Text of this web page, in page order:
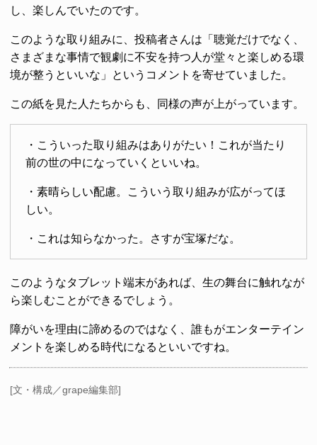
し、楽しんでいたのです。
このような取り組みに、投稿者さんは「聴覚だけでなく、
さまざまな事情で観劇に不安を持つ人が堂々と楽しめる環
境が整うといいな」というコメントを寄せていました。
この紙を見た人たちからも、同様の声が上がっています。
・こういった取り組みはありがたい！これが当たり
前の世の中になっていくといいね。
・素晴らしい配慮。こういう取り組みが広がってほ
しい。
・これは知らなかった。さすが宝塚だな。
このようなタブレット端末があれば、生の舞台に触れなが
ら楽しむことができるでしょう。
障がいを理由に諦めるのではなく、誰もがエンターテイン
メントを楽しめる時代になるといいですね。
[文・構成／grape編集部]